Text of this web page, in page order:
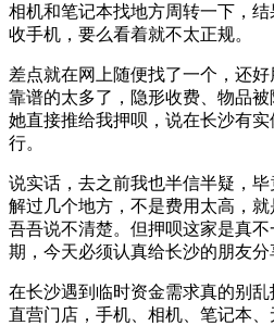
相机和笔记本找地方周转一下，
收手机，要么看着就不太正规。
差点就在网上随便找了一个，还
靠谱的太多了，隐形收费、物品
她直接推给我押呗，说在长沙有
行。
说实话，去之前我也半信半疑，
解过几个地方，不是费用太高，
吾吾说不清楚。但押呗这家是真
期，今天必须认真给长沙的朋友分
在长沙遇到临时资金需求真的别
直营门店，手机、相机、笔记本